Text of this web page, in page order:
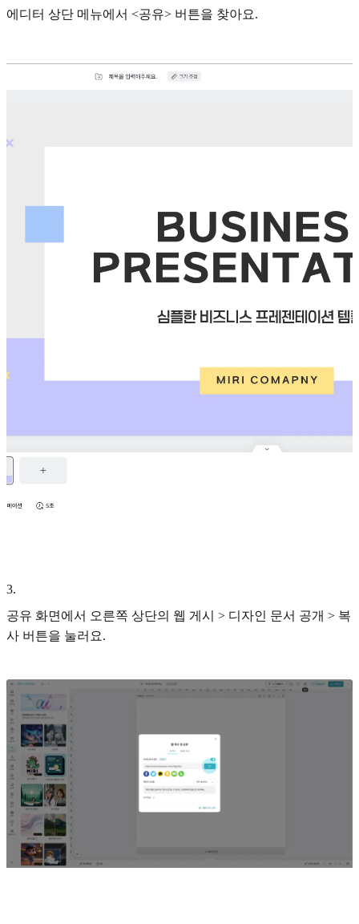
에디터 상단 메뉴에서 <공유> 버튼을 찾아요.
3.
공유 화면에서 오른쪽 상단의 웹 게시 > 디자인 문서 공개 > 복
사 버튼을 눌러요.